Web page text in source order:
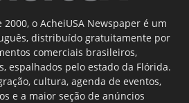
o AcheiUSA Newspaper é um
distribuído gratuitamente por
comerciais brasileiros,
espalhados pelo estado da Flórida.
cultura, agenda de eventos,
e a maior seção de anúncios